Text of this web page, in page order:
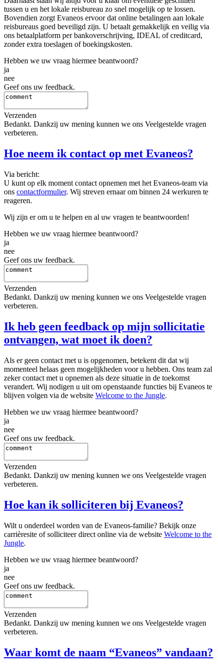
tussen u en het lokale reisbureau zo snel mogelijk op te lossen.
Bovendien zorgt Evaneos ervoor dat online betalingen aan lokale
reisbureaus goed beveiligd zijn. U betaalt gemakkelijk en veilig via
ons betaalplatform per bankoverschrijving, IDEAL of creditcard,
zonder extra toeslagen of boekingskosten.
Hebben we uw vraag hiermee beantwoord?
ja
nee
Geef ons uw feedback.
Verzenden
Bedankt. Dankzij uw mening kunnen we ons Veelgestelde vragen
verbeteren.
Hoe neem ik contact op met Evaneos?
Via bericht:
U kunt op elk moment contact opnemen met het Evaneos-team via
ons contactformulier. Wij streven ernaar om binnen 24 werkuren te
reageren.
Wij zijn er om u te helpen en al uw vragen te beantwoorden!
Hebben we uw vraag hiermee beantwoord?
ja
nee
Geef ons uw feedback.
Verzenden
Bedankt. Dankzij uw mening kunnen we ons Veelgestelde vragen
verbeteren.
Ik heb geen feedback op mijn sollicitatie
ontvangen, wat moet ik doen?
Als er geen contact met u is opgenomen, betekent dit dat wij
momenteel helaas geen mogelijkheden voor u hebben. Ons team zal
zeker contact met u opnemen als deze situatie in de toekomst
verandert. Wij nodigen u uit om openstaande functies bij Evaneos te
blijven volgen via de website Welcome to the Jungle.
Hebben we uw vraag hiermee beantwoord?
ja
nee
Geef ons uw feedback.
Verzenden
Bedankt. Dankzij uw mening kunnen we ons Veelgestelde vragen
verbeteren.
Hoe kan ik solliciteren bij Evaneos?
Wilt u onderdeel worden van de Evaneos-familie? Bekijk onze
carrièresite of solliciteer direct online via de website Welcome to the
Jungle.
Hebben we uw vraag hiermee beantwoord?
ja
nee
Geef ons uw feedback.
Verzenden
Bedankt. Dankzij uw mening kunnen we ons Veelgestelde vragen
verbeteren.
Waar komt de naam “Evaneos” vandaan?